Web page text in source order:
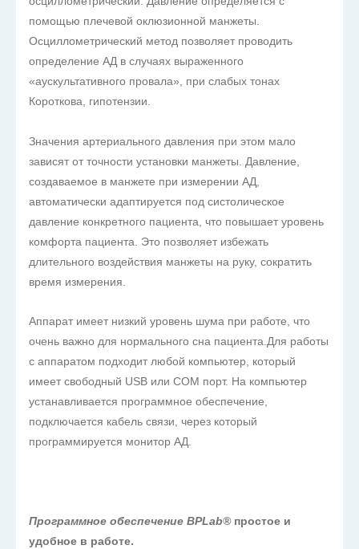
помощью плечевой оклюзионной манжеты.
Осциллометрический метод позволяет проводить
определение АД в случаях выраженного
«аускультативного провала», при слабых тонах
Короткова, гипотензии.
Значения артериального давления при этом мало
зависят от точности установки манжеты. Давление,
создаваемое в манжете при измерении АД,
автоматически адаптируется под систолическое
давление конкретного пациента, что повышает уровень
комфорта пациента. Это позволяет избежать
длительного воздействия манжеты на руку, сократить
время измерения.
Аппарат имеет низкий уровень шума при работе, что
очень важно для нормального сна пациента.Для работы
с аппаратом подходит любой компьютер, который
имеет свободный USB или COM порт. На компьютер
устанавливается программное обеспечение,
подключается кабель связи, через который
программируется монитор АД.
Программное обеспечение BPLab®простое и
удобное в работе.